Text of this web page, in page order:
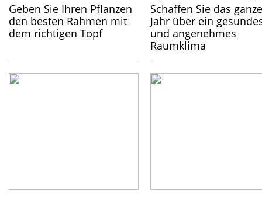
Geben Sie Ihren Pflanzen
den besten Rahmen mit
dem richtigen Topf
Schaffen Sie das ganze
Jahr über ein
und angenehmes
Raumklima